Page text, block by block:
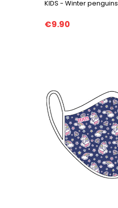
KIDS - Winter penguins
€9.90